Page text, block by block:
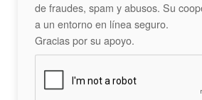
de fraudes, spam y abusos. Su
a un entorno en línea seguro.
Gracias por su apoyo.